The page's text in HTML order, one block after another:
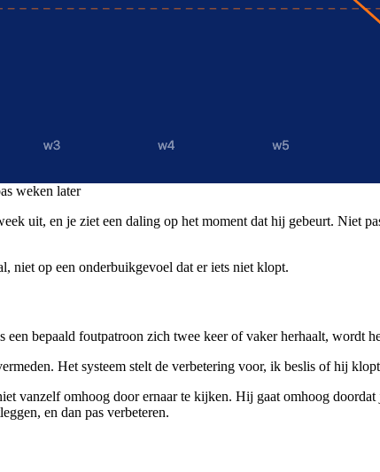
weken later
uit, en je ziet een daling op het moment dat hij gebeurt. Niet
niet op een onderbuikgevoel dat er iets niet klopt.
bepaald foutpatroon zich twee keer of vaker herhaalt, wordt
Het systeem stelt de verbetering voor, ik beslis of hij
vanzelf omhoog door ernaar te kijken. Hij gaat omhoog
en dan pas verbeteren.